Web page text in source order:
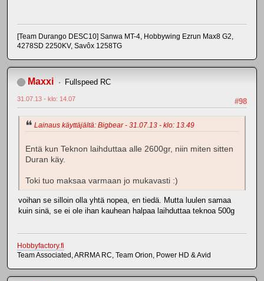
[Team Durango DESC10] Sanwa MT-4, Hobbywing Ezrun Max8 G2,
4278SD 2250KV, Savôx 1258TG
Maxxi Fullspeed RC
#98
31.07.13 - klo: 14.07
Lainaus käyttäjältä: Bigbear - 31.07.13 - klo: 13.49
Entä kun Teknon laihduttaa alle 2600gr, niin miten sitten
Duran käy.
Toki tuo maksaa varmaan jo mukavasti :)
voihan se silloin olla yhtä nopea, en tiedä. Mutta luulen samaa
kuin sinä, se ei ole ihan kauhean halpaa laihduttaa teknoa 500g
Hobbyfactory.fi
Team Associated, ARRMA RC, Team Orion, Power HD & Avid